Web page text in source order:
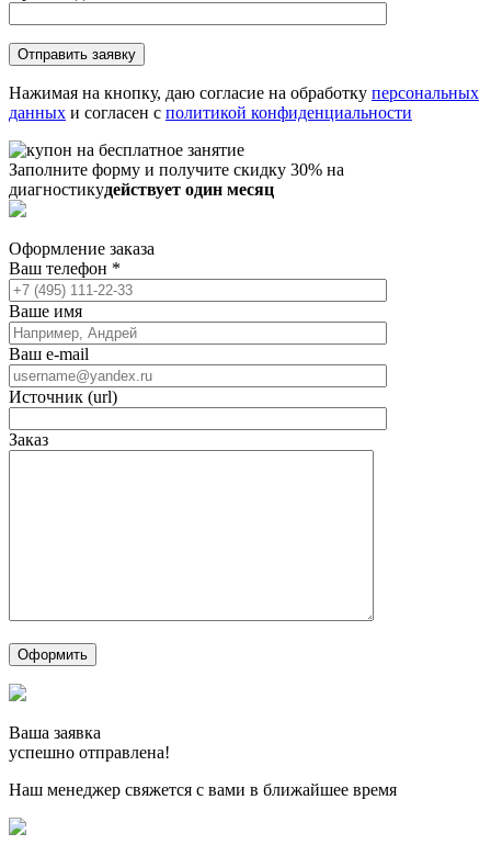
Нажимая на кнопку, даю согласие на обработку персональных
данных и согласен с политикой конфиденциальности
Заполните форму и получите скидку 30% на
диагностикудействует один месяц
Оформление заказа
Ваш телефон *
Ваше имя
Ваш e-mail
Источник (url)
Заказ
Ваша заявка
успешно отправлена!
Наш менеджер свяжется с вами в ближайшее время